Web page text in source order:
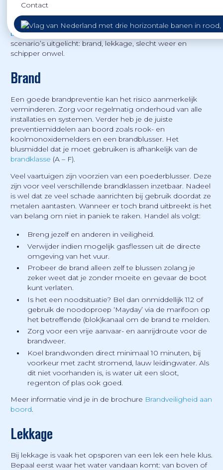
Contact
In onzevideoreeks zelfredzaamheid
filmpjes vlot uitgelegd hoe je jezelf beter kunt weren als je
pech krijgt op het water. Ter aanvulling op het filmpje ‘Hoe
breng je jezelf in veiligheid?’, worden deze pagina vier
scenario’s uitgelicht: brand, lekkage, slecht weer en
schipper onwel.
Brand
Een goede brandpreventie kan het risico aanmerkelijk
verminderen. Zorg voor regelmatig onderhoud van alle
installaties en systemen. Verder heb je de juiste
preventiemiddelen aan boord zoals rook- en
koolmonoxidemelders en een brandblusser. Het
blusmiddel dat je moet gebruiken is afhankelijk van de
brandklasse (A – F).
Veel vaartuigen zijn voorzien van een poederblusser. Deze
zijn voor veel verschillende brandklassen inzetbaar. Nadeel
is wel dat ze veel schade aanrichten bij gebruik doordat ze
metalen aantasten. Wanneer er toch brand uitbreekt is het
van belang om niet in paniek te raken. Handel als volgt:
Breng jezelf en anderen in veiligheid.
Verwijder indien mogelijk gasflessen uit de directe
omgeving van het vuur.
Probeer de brand alleen zelf te blussen zolang je
zeker weet dat je zonder moeite en gevaar de boot
kunt verlaten.
Is het een noodsituatie? Bel dan onmiddellijk 112 of
gebruik de noodoproep ‘Mayday’ via de marifoon op
het betreffende (blok)kanaal om de brand te melden.
Zorg voor een vrije aanvaar- en aanrijdroute voor de
brandweer.
Koel brandwonden direct minimaal 10 minuten, bij
voorkeur met zacht stromend, lauw leidingwater. Als
dit niet voorhanden is, is water uit een sloot,
regenton of plas ook goed.
Meer informatie vind je in de brochure Brandveiligheid aan
boord.
Lekkage
Bij lekkage is vaak het opsporen van een lek een hele klus.
Bepaal eerst waar het water vandaan komt: van boven of